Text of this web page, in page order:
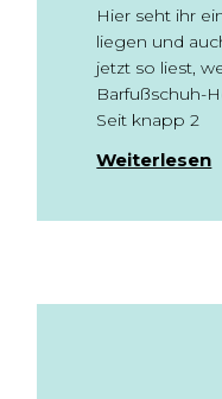
Hier seht ihr
liegen und
jetzt so liest,
Barfußschuh-
Seit knapp 2
Weiterlesen